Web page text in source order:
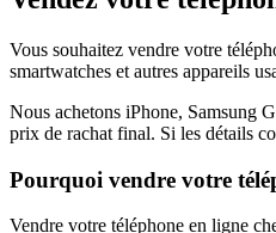
Vous souhaitez vendre votre
smartwatches et autres appareils
Nous achetons iPhone, Samsung
prix de rachat final. Si les détails
Pourquoi vendre votre
Vendre votre téléphone en ligne